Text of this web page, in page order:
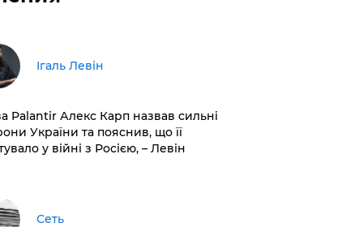
Ігаль Левін
Palantir Алекс Карп назвав сильні
України та пояснив, що її
у війні з Росією, – Левін
Сеть